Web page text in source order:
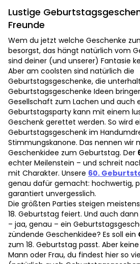
Lustige
Freunde
Wem du jetzt welche Geschenke
besorgst, das hängt natürlich vom
sind deiner (und unserer) Fantasie
Aber am coolsten sind natürlich die
Geburtstagsgeschenke, die
Geburtstagsgeschenke Ideen
Gesellschaft zum Lachen und auch
Geburtstagsparty kann mit einem
Geschenk gerettet werden. So wird
Geburtstagsgeschenk im
Stimmungskanone. Das nennen wir
Geschenkidee zum Geburtstag. Der
echter Meilenstein – und schreit
mit Charakter. Unsere 60.
genau dafür gemacht: hochwertig,
garantiert unvergesslich.
Die größten Parties steigen
18. Geburtstag feiert. Und auch
– jaa, genau – ein
zündende Geschenkidee? Es soll ein
zum 18. Geburtstag passt. Aber
Mann oder Frau, du findest hier so